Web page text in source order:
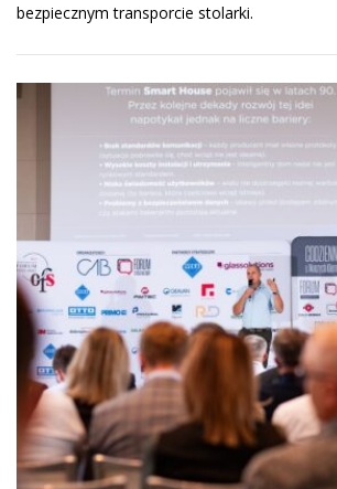
bezpiecznym transporcie stolarki.